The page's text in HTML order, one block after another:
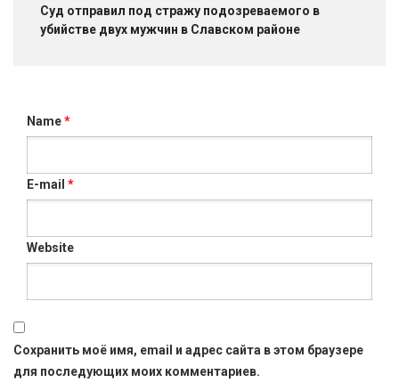
Суд отправил под стражу подозреваемого в
убийстве двух мужчин в Славском районе
Name*
E-mail *
Website
Сохранить моё имя, email и адрес сайта в этом браузере
для последующих моих комментариев.